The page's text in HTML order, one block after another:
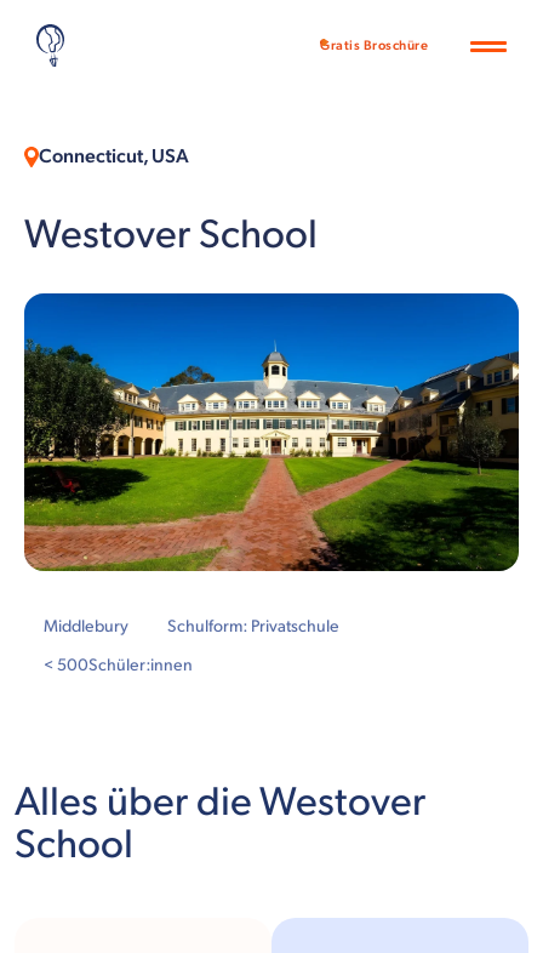
Gratis Broschüre
Connecticut, USA
Westover School
Middlebury
Schulform: Privatschule
< 500Schüler:innen
Alles über die Westover
School